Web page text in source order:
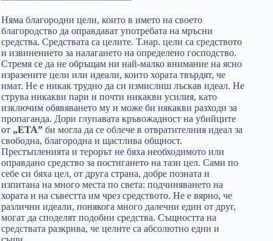
Няма благородни цели, които в името на своето
благородство да оправдават употребата на мръсни
средства. Средствата са целите. Т.нар. цели са средството
и извинението за налагането на определено господство.
Стремя се да не обръщам ни най-малко внимание на ясно
изразените цели или идеали, които хората твърдят, че
имат. Не е никак трудно да си измислиш лъскав идеал. Не
струва никакви пари и почти никакви усилия, като
изключим обявяването му и може би някакви разходи за
пропаганда. Дори глупавата кръвожадност на убийците
от „ЕТА” би могла да се облече в отвратителния идеал за
свободна, благородна и щастлива общност.
Престъпленията и терорът не бяха необходимото или
оправдано средство за постигането на тази цел. Сами по
себе си бяха цел, от друга страна, добре позната и
изпитана на много места по света: подчиняването на
хората и на съвестта им чрез средството. Не е вярно, че
различни идеали, понякога много далечни един от друг,
могат да споделят подобни средства. Същността на
средствата разкрива, че целите са абсолютно едни и